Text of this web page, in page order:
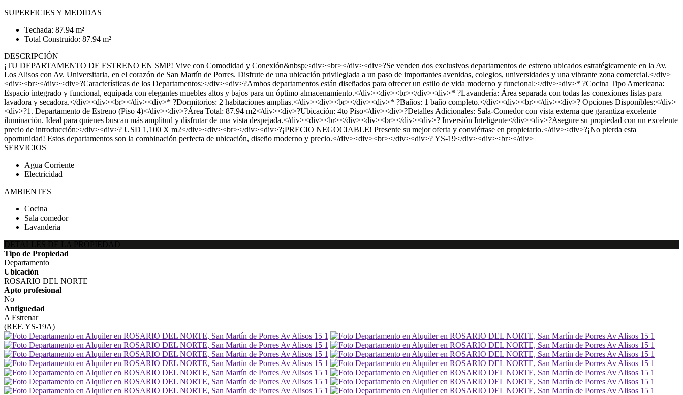
SUPERFICIES Y MEDIDAS
Techada: 87.94 m²
Total Construido: 87.94 m²
DESCRIPCIÓN
¡TU DEPARTAMENTO DE ESTRENO EN SMP! Vive con Comodidad y Conexión&nbsp;<div><br></div><div>?Se venden dos exclusivos departamentos de estreno ubicados estratégicamente en la Av.
Los Alisos con Av. Universitaria, en el corazón de San Martín de Porres. Disfrute de una ubicación privilegiada a un paso de importantes avenidas, colegios, universidades y una vibrante zona comercial.</div>
<div><br></div><div>?Características de los Departamentos:</div><div>?Ambos departamentos están diseñados para ofrecer un estilo de vida moderno y funcional:</div><div>* ?Cocina Tipo Americana:
Espacio integrado y funcional, equipada con elegantes muebles altos y bajos para un óptimo almacenamiento.</div><div><br></div><div>* ?Lavandería: Área separada con todas las conexiones listas para
lavadora y secadora.</div><div><br></div><div>* ?Dormitorios: 2 habitaciones amplias.</div><div><br></div><div>* ?Baños: 1 baño completo.</div><div><br></div><div>? Opciones Disponibles:</div>
<div>?1. Departamento de Estreno (Piso 4)</div><div>?Área Total: 87.94 m2</div><div>?Ubicación: 4to Piso</div><div>?Detalles Adicionales: Sala-Comedor con vista externa que garantiza excelente
iluminación. Ideal para quienes buscan más amplitud y disfrutar de una vista despejada.</div><div><br></div><div><br></div><div>? Inversión Inteligente</div><div>?Asegure su propiedad con un excelente
precio de introducción:</div><div>? USD 1,100 X m2</div><div><br></div><div>?¡PRECIO NEGOCIABLE! Presente su mejor oferta y conviértase en propietario.</div><div>?¡No pierda esta
oportunidad! Estos departamentos son la combinación perfecta de ubicación, diseño moderno y precio.</div><div><br></div><div>? YS-19</div><div><br></div>
SERVICIOS
Agua Corriente
Electricidad
AMBIENTES
Cocina
Sala comedor
Lavanderia
Tipo de Propiedad
Departamento
Ubicación
ROSARIO DEL NORTE
Apto profesional
No
Antiguedad
A Estrenar
(REF. YS-19A)